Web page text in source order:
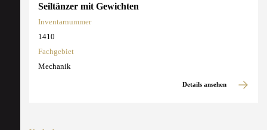
Seiltänzer mit Gewichten
Inventarnummer
1410
Fachgebiet
Mechanik
Details ansehen